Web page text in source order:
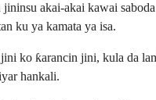
akai-akai kawai
ku ya kamata ya isa.
ko ƙarancin jini, kula da
hankali.